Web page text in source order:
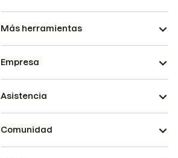
Más herramientas
Empresa
Asistencia
Comunidad